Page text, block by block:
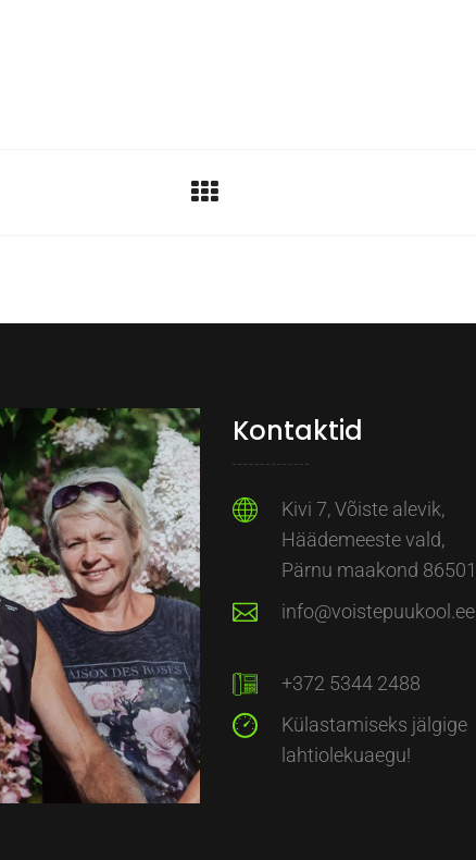
Kontaktid
Kivi 7, Võiste alevik,
Häädemeeste vald,
Pärnu maakond 86501
info@voistepuukool.ee
+372 5344 2488
Külastamiseks jälgige
lahtiolekuaegu!